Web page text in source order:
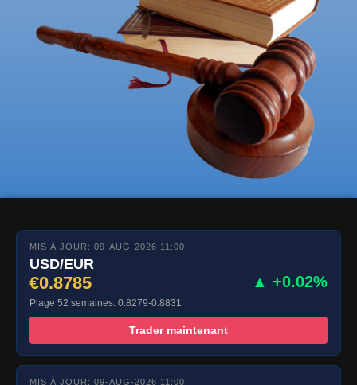
MIS À JOUR: 09-AUG-2026 11:00
USD/EUR
€0.8785 ▲ +0.02%
Plage 52 semaines: 0.8279-0.8831
Trader maintenant
MIS À JOUR: 09-AUG-2026 11:00